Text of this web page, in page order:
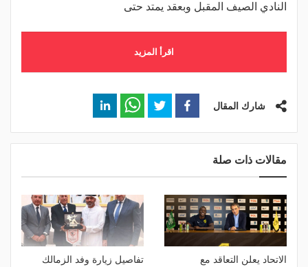
النادي الصيف المقبل وبعقد يمتد حتى
اقرأ المزيد
شارك المقال
مقالات ذات صلة
الاتحاد يعلن التعاقد مع تفاصيل زيارة وفد الزمالك